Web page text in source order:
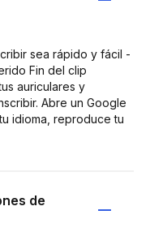
sea rápido y fácil -
Fin del clip
auriculares y
Abre un Google
idioma, reproduce tu
de